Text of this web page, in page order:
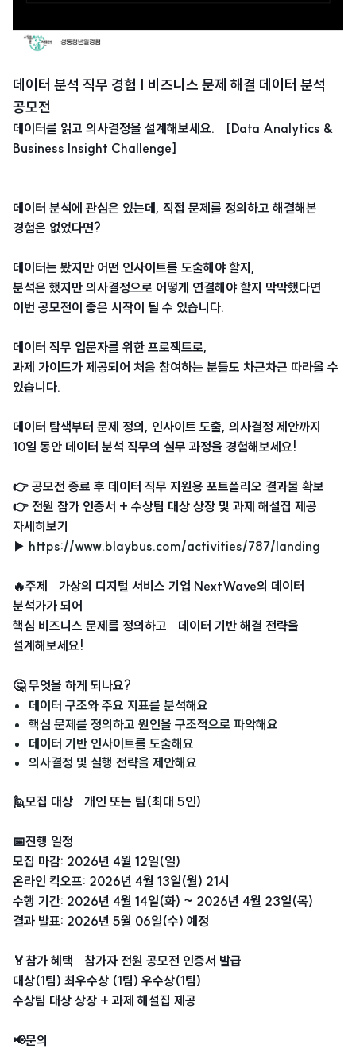
데이터 분석 직무 경험 | 비즈니스 문제 해결 데이터 분석
공모전
데이터를 읽고 의사결정을 설계해보세요. [Data Analytics &
Business Insight Challenge]
데이터 분석에 관심은 있는데, 직접 문제를 정의하고 해결해본
경험은 없었다면?
데이터는 봤지만 어떤 인사이트를 도출해야 할지,
분석은 했지만 의사결정으로 어떻게 연결해야 할지 막막했다면
이번 공모전이 좋은 시작이 될 수 있습니다.
데이터 직무 입문자를 위한 프로젝트로,
과제 가이드가 제공되어 처음 참여하는 분들도 차근차근 따라올 수
있습니다.
데이터 탐색부터 문제 정의, 인사이트 도출, 의사결정 제안까지
10일 동안 데이터 분석 직무의 실무 과정을 경험해보세요!
👉 공모전 종료 후 데이터 직무 지원용 포트폴리오 결과물 확보
👉 전원 참가 인증서 + 수상팀 대상 상장 및 과제 해설집 제공
자세히보기
▶ https://www.blaybus.com/activities/787/landing
🔥주제 가상의 디지털 서비스 기업 NextWave의 데이터
분석가가 되어
핵심 비즈니스 문제를 정의하고 데이터 기반 해결 전략을
설계해보세요!
🤔 무엇을 하게 되나요?
데이터 구조와 주요 지표를 분석해요
핵심 문제를 정의하고 원인을 구조적으로 파악해요
데이터 기반 인사이트를 도출해요
의사결정 및 실행 전략을 제안해요
🙋모집 대상 개인 또는 팀(최대 5인)
📅진행 일정
모집 마감: 2026년 4월 12일(일)
온라인 킥오프: 2026년 4월 13일(월) 21시
수행 기간: 2026년 4월 14일(화) ~ 2026년 4월 23일(목)
결과 발표: 2026년 5월 06일(수) 예정
🏅참가 혜택 참가자 전원 공모전 인증서 발급
대상(1팀) 최우수상 (1팀) 우수상(1팀)
수상팀 대상 상장 + 과제 해설집 제공
📢문의